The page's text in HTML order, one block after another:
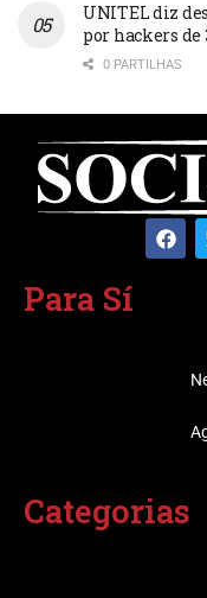
UNITEL diz
por hackers
0 PARTILHAS
Para Sí
Categorias